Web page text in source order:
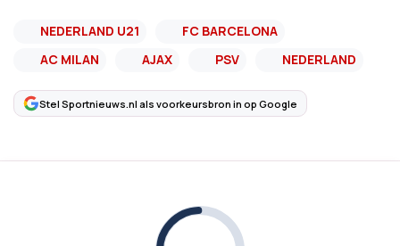
NEDERLAND U21
FC BARCELONA
AC MILAN
AJAX PSV NEDERLAND
Stel Sportnieuws.nl als voorkeursbron in op Google